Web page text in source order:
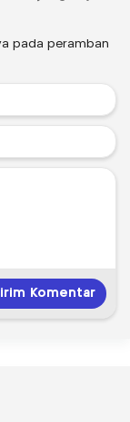
pada peramban